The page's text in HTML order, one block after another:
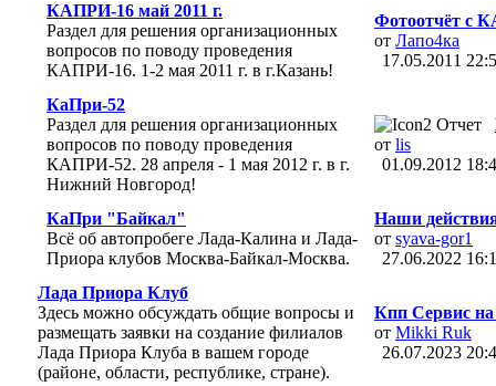
КАПРИ-16 май 2011 г.
Раздел для решения организационных
вопросов по поводу проведения
КАПРИ-16. 1-2 мая 2011 г. в г.Казань!
Фотоотчёт с
от Лапо4ка
17.05.2011
КаПри-52
Раздел для решения организационных
вопросов по поводу проведения
КАПРИ-52. 28 апреля - 1 мая 2012 г. в г.
Нижний Новгород!
Отчет
от lis
01.09.2012
КаПри "Байкал"
Всё об автопробеге Лада-Калина и Лада-
Приора клубов Москва-Байкал-Москва.
Наши
от syava-gor1
27.06.2022
Лада Приора Клуб
Здесь можно обсуждать общие вопросы и
размещать заявки на создание филиалов
Лада Приора Клуба в вашем городе
(районе, области, республике, стране).
Кпп Сервис
от Mikki Ruk
26.07.2023